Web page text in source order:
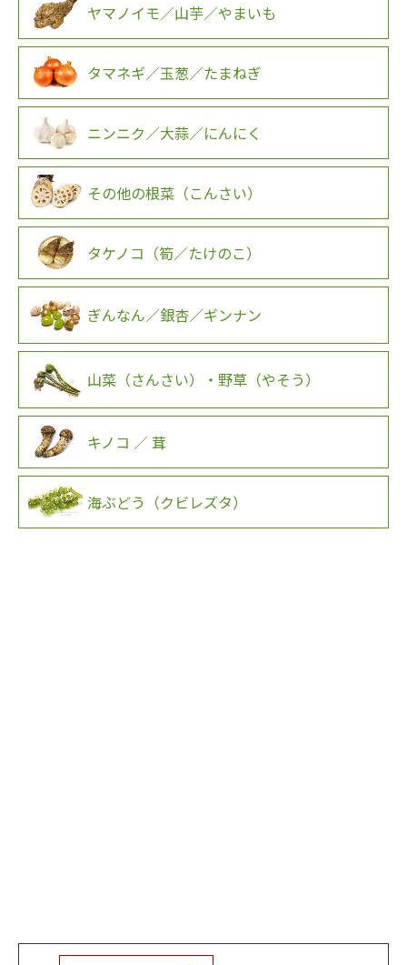
ヤマノイモ／山芋／やまいも
タマネギ／玉葱／たまねぎ
ニンニク／大蒜／にんにく
その他の根菜（こんさい）
タケノコ（筍／たけのこ）
ぎんなん／銀杏／ギンナン
山菜（さんさい）・野草（やそう）
キノコ ／ 茸
海ぶどう（クビレズタ）